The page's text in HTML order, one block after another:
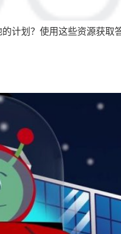
计划？使用这些资源获